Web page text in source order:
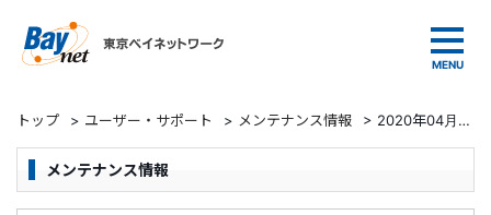
トップ > ユーザー・サポート > メンテナンス情報 > 2020年04月13日（月）09:00～17:00 【江東区三好】
メンテナンス情報